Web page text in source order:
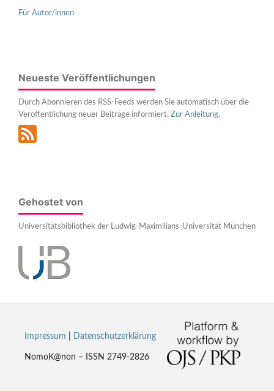
Für Autor/innen
Neueste Veröffentlichungen
Durch Abonnieren des RSS-Feeds werden Sie automatisch über die
Veröffentlichung neuer Beiträge informiert. Zur Anleitung.
Gehostet von
Universitätsbibliothek der Ludwig-Maximilians-Universität München
Impressum Datenschutzerklärung
NomoK@non – ISSN 2749-2826